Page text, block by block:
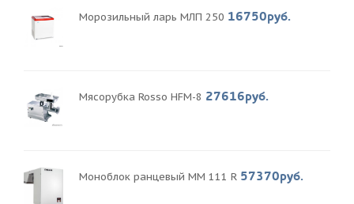
Морозильный ларь МЛП 250 16750руб.
Мясорубка Rosso HFM-8 27616руб.
Моноблок ранцевый MM 111 R 57370руб.